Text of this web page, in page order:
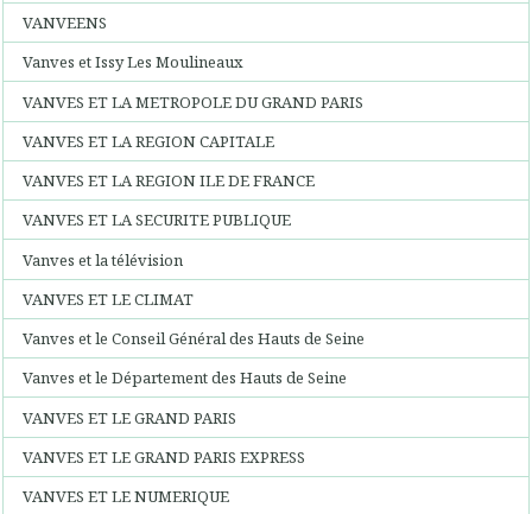
VANVEENS
Vanves et Issy Les Moulineaux
VANVES ET LA METROPOLE DU GRAND PARIS
VANVES ET LA REGION CAPITALE
VANVES ET LA REGION ILE DE FRANCE
VANVES ET LA SECURITE PUBLIQUE
Vanves et la télévision
VANVES ET LE CLIMAT
Vanves et le Conseil Général des Hauts de Seine
Vanves et le Département des Hauts de Seine
VANVES ET LE GRAND PARIS
VANVES ET LE GRAND PARIS EXPRESS
VANVES ET LE NUMERIQUE